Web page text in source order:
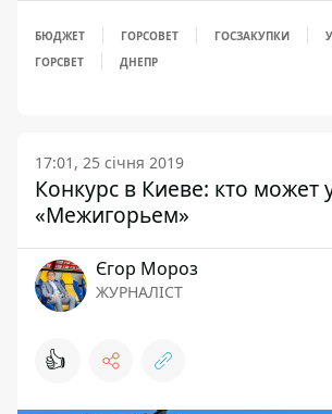
БЮДЖЕТ ГОРСОВЕТ ГОСЗАКУПКИ
ГОРСВЕТ
ДНЕПР
17:01, 25 січня 2019
Конкурс в Киеве: кто может
«Межигорьем»
Єгор Мороз
ЖУРНАЛІСТ
👍